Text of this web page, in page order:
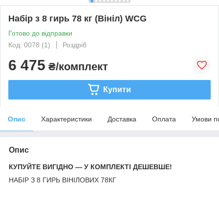
Набір з 8 гирь 78 кг (Вініл) WCG
Готово до відправки
Код: 0078 (1)
Роздріб
6 475 ₴/комплект
Купити
Опис Характеристики Доставка Оплата Умови
Опис
КУПУЙТЕ ВИГІДНО — У КОМПЛЕКТІ ДЕШЕВШЕ!
НАБІР З 8 ГИРЬ ВІНІЛОВИХ 78КГ